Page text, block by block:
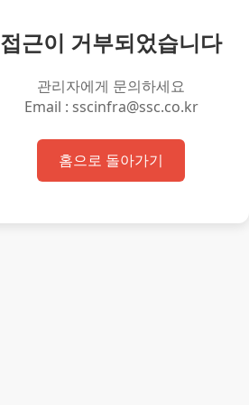
접근이 거부되었습니다
관리자에게 문의하세요
Email : sscinfra@ssc.co.kr
홈으로 돌아가기